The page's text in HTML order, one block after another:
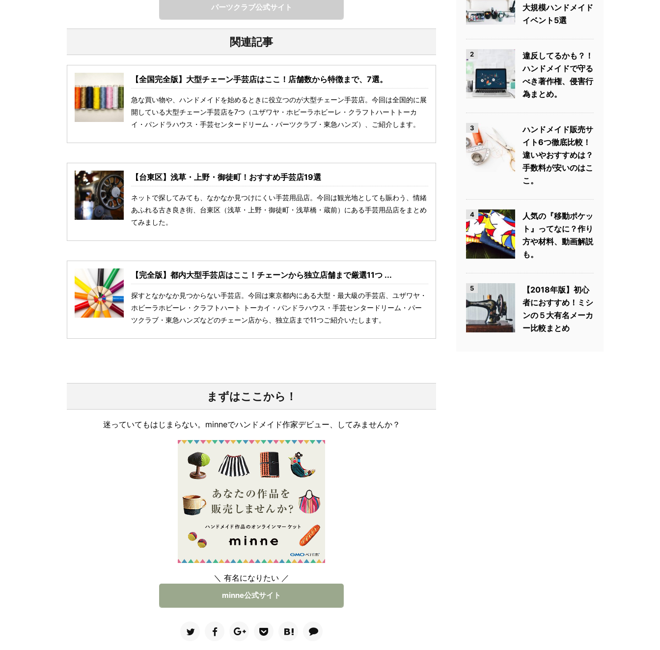
パーツクラブ公式サイト
関連記事
【全国完全版】大型チェーン手芸店はここ！店舗数から特徴まで、7選。
急な買い物や、ハンドメイドを始めるときに役立つのが大型チェーン手芸店。今回は全国的に展
開している大型チェーン手芸店を7つ（ユザワヤ・ホビーラホビーレ・クラフトハートトーカ
イ・パンドラハウス・手芸センタードリーム・パーツクラブ・東急ハンズ）、ご紹介します。
【台東区】浅草・上野・御徒町！おすすめ手芸店19選
ネットで探してみても、なかなか見つけにくい手芸用品店。今回は観光地としても賑わう、情緒
あふれる古き良き街、台東区（浅草・上野・御徒町・浅草橋・蔵前）にある手芸用品店をまとめ
てみました。
【完全版】都内大型手芸店はここ！チェーンから独立店舗まで厳選11つ ...
探すとなかなか見つからない手芸店。今回は東京都内にある大型・最大級の手芸店、ユザワヤ・
ホビーラホビーレ・クラフトハート トーカイ・パンドラハウス・手芸センタードリーム・パー
ツクラブ・東急ハンズなどのチェーン店から、独立店まで11つご紹介いたします。
まずはここから！
迷っていてもはじまらない。minneでハンドメイド作家デビュー、してみませんか？
＼ 有名になりたい ／
minne公式サイト
大規模ハンドメイド
イベント5選
2
違反してるかも？！
ハンドメイドで守る
べき著作権、侵害行
為まとめ。
3
ハンドメイド販売サ
イト6つ徹底比較！
違いやおすすめは？
手数料が安いのはこ
こ。
4
人気の『移動ポケッ
ト』ってなに？作り
方や材料、動画解説
も。
5
【2018年版】初心
者におすすめ！ミシ
ンの５大有名メーカ
ー比較まとめ